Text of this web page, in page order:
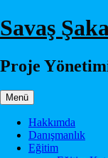
İçeriğe
atla
Savaş
Proje
Menü
Hakkımda
Danışmanlık
Eğitim